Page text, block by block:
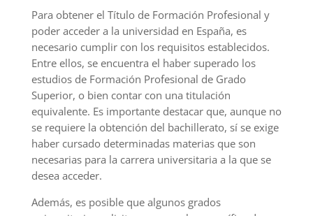
Para obtener el Título de Formación Profesional y
poder acceder a la universidad en España, es
necesario cumplir con los requisitos establecidos.
Entre ellos, se encuentra el haber superado los
estudios de Formación Profesional de Grado
Superior, o bien contar con una titulación
equivalente. Es importante destacar que, aunque no
se requiere la obtención del bachillerato, sí se exige
haber cursado determinadas materias que son
necesarias para la carrera universitaria a la que se
desea acceder.
Además, es posible que algunos grados